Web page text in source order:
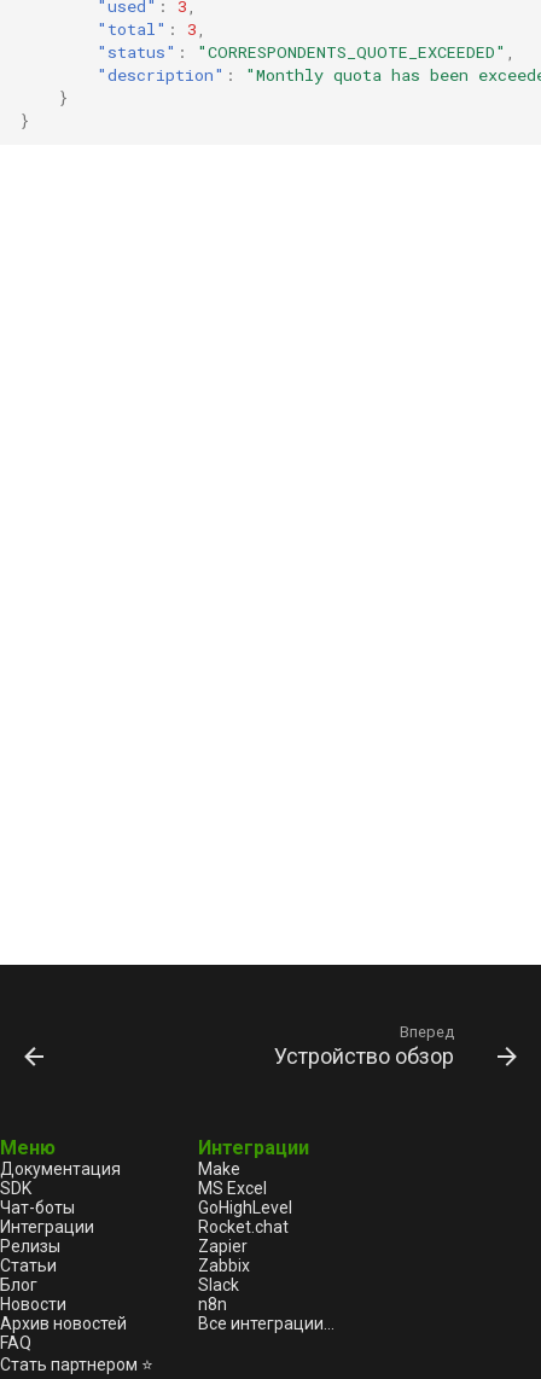
"used" : 3
"total" : 3
"status" : "CORRESPONDENTS_QUOTE_EXCEEDED"
"description" :
"Monthly quota has been
}
}
Вперед
Устройство обзор
Меню
Документация
SDK
Чат-боты
Интеграции
Релизы
Статьи
Блог
Новости
Архив новостей
FAQ
Стать партнером ⭐
Интеграции
Make
MS Excel
GoHighLevel
Rocket.chat
Zapier
Zabbix
Slack
n8n
Все интеграции...